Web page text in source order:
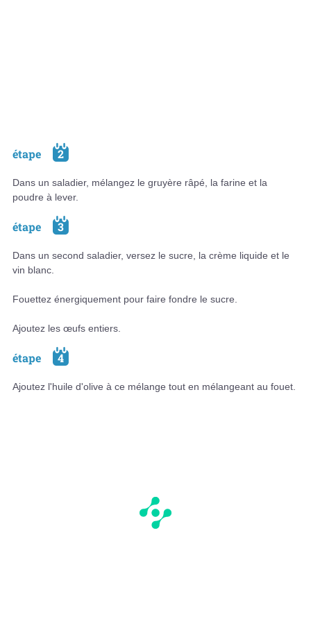
étape 2
Dans un saladier, mélangez le gruyère râpé, la farine et la
poudre à lever.
étape 3
Dans un second saladier, versez le sucre, la crème liquide et le
vin blanc.
Fouettez énergiquement pour faire fondre le sucre.
Ajoutez les œufs entiers.
étape 4
Ajoutez l'huile d'olive à ce mélange tout en mélangeant au fouet.